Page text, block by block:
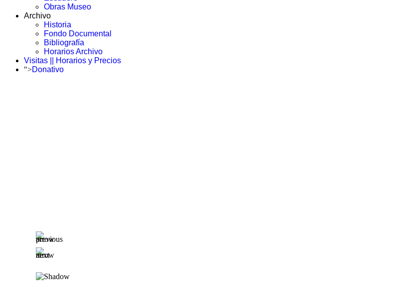
Obras Museo
Archivo
Historia
Fondo Documental
Bibliografía
Horarios Archivo
Visitas || Horarios y Precios
">Donativo